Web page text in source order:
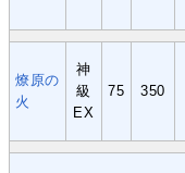
燎原の
火
神
級
EX
75 350